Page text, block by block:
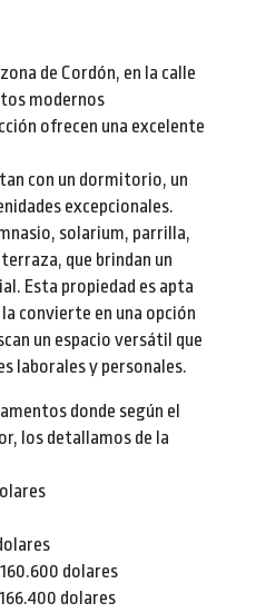
de Cordón, en la calle
modernos
ofrecen una excelente
con un dormitorio, un
excepcionales.
solarium, parrilla,
que brindan un
Esta propiedad es apta
convierte en una opción
un espacio versátil que
laborales y personales.
donde según el
los detallamos de la
dolares
dolares